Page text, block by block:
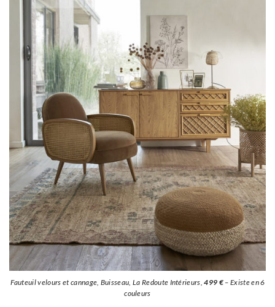
Fauteuil velours et cannage, Buisseau, La Redoute Intérieurs,499 €– Existe en 6
couleurs